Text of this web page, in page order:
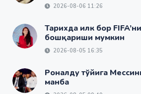
2026-08-06 11:26
Тарихда илк бор
бошқариши мумкин
2026-08-05 16:35
Роналду тўйига
манба